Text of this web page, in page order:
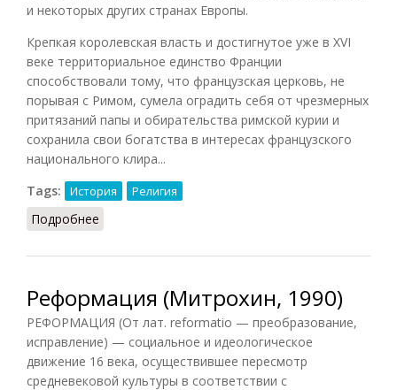
и некоторых других странах Европы.
Крепкая королевская власть и достигнутое уже в XVI
веке территориальное единство Франции
способствовали тому, что французская церковь, не
порывая с Римом, сумела оградить себя от чрезмерных
притязаний папы и обирательства римской курии и
сохранила свои богатства в интересах французского
национального клира...
Tags:
История Религия
Подробнее
Реформация (Митрохин, 1990)
РЕФОРМАЦИЯ (От лат. reformatio — преобразование,
исправление) — социальное и идеологическое
движение 16 века, осуществившее пересмотр
средневековой культуры в соответствии с